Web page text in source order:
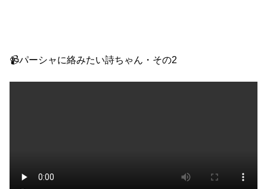
📹パーシャに絡みたい詩ちゃん・その2